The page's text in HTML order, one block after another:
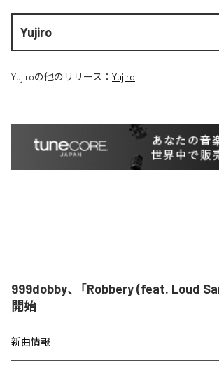
Yujiro
Yujiroの他のリリース： Yujiro
999dobby、「Robbery (feat. Loud
開始
新曲情報